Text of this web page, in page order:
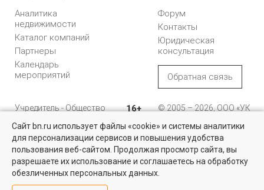
Аналитика
недвижимости
Каталог компаний
Партнеры
Календарь
мероприятий
Форум
Контакты
Юридическая
консультация
Обратная связь
Учредитель - Общество
ответственностью
"Управляющая
компания "Бюллетень
недвижимости"
16+
© 2005 – 2026, ООО «УК
196105, Санкт-
Петербург, пр. Юрия
Гагарина, 1
8 (812) 331-93-56
Сайт bn.ru использует файлы «cookie» и системы аналитики
для персонализации сервисов и повышения удобства
пользования веб-сайтом. Продолжая просмотр сайта, вы
разрешаете их использование и соглашаетесь на обработку
обезличенных персональных данных.